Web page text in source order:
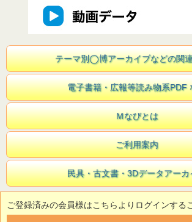
テーマ別◯博アーカイブなどの関
電子書籍・広報等読み物系PDF
Ｍなびとは
ご利用案内
民具・古文書・3Dデータアーカ
ご登録済みの会員様はこちらよりログインする